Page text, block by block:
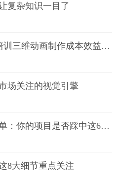
复杂知识一目了
1分钟可能=1条命！安全培训三维动画制作成本效益深度拆解
场关注的视觉引擎
三维动画制作常见问题清单：你的项目是否踩中这6大技术雷区？
8大细节重点关注